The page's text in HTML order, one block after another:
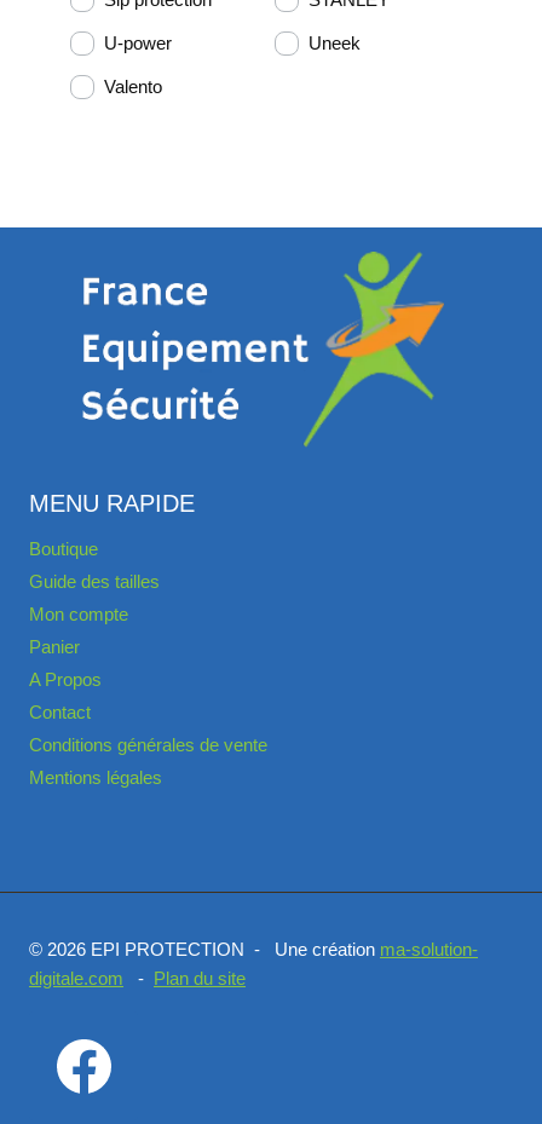
U-power Uneek
Valento
MENU RAPIDE
Boutique
Guide des tailles
Mon compte
Panier
A Propos
Contact
Conditions générales de vente
Mentions légales
© 2026 EPI PROTECTION - Une création ma-solution-
digitale.com - Plan du site